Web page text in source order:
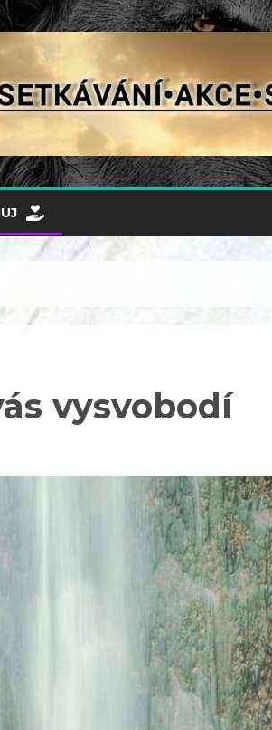
vysvobodí